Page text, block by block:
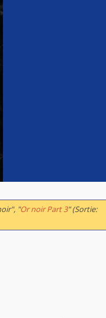
"Or noir Part 3" (Sortie: